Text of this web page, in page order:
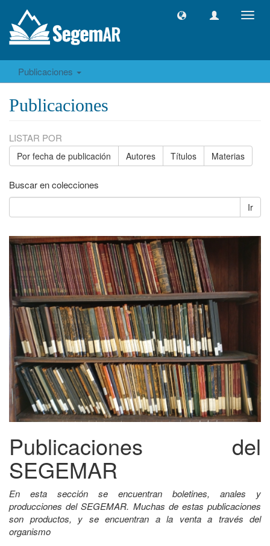
Publicaciones
Publicaciones
LISTAR POR
Por fecha de publicación Autores Títulos Materias
Buscar en colecciones
Ir
Publicaciones del
SEGEMAR
En esta sección se encuentran boletines, anales y
producciones del SEGEMAR. Muchas de estas publicaciones
son productos, y se encuentran a la venta a través del
organismo